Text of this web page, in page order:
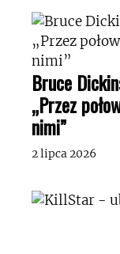
Bruce
„Przez
nimi”
2 lipca 2026